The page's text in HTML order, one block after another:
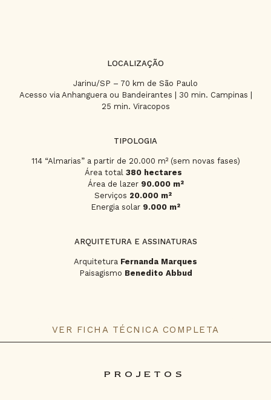
LOCALIZAÇÃO
Jarinu/SP – 70 km de São Paulo
Acesso via Anhanguera ou Bandeirantes | 30 min. Campinas |
25 min. Viracopos
TIPOLOGIA
114 “Almarias” a partir de 20.000 m² (sem novas fases)
Área total 380 hectares
Área de lazer 90.000 m²
Serviços 20.000 m²
Energia solar 9.000 m²
ARQUITETURA E ASSINATURAS
Arquitetura Fernanda Marques
Paisagismo Benedito Abbud
VER FICHA TÉCNICA COMPLETA
PROJETOS